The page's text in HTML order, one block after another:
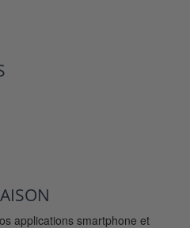
applications smartphone et